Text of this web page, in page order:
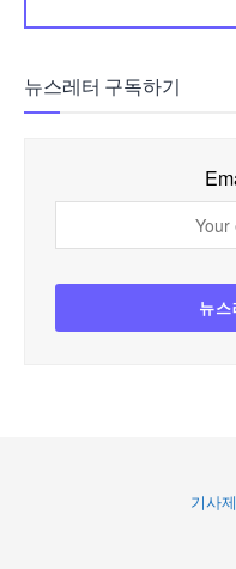
뉴스레터 구독하기
기사